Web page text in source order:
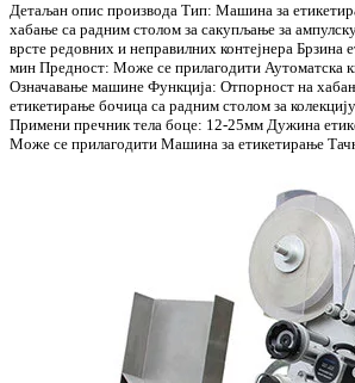
Детаљан опис производа Тип: Машина за
хабање са радним столом за сакупљање за
врсте редовних и неправилних контејнера Брзина
мин Предност: Може се прилагодити Аутоматска
Означавање машине Функција: Отпорност на
етикетирање бочица са радним столом за
Примени пречник тела боце: 12-25мм Дужина
Може се прилагодити Машина за етикетирање